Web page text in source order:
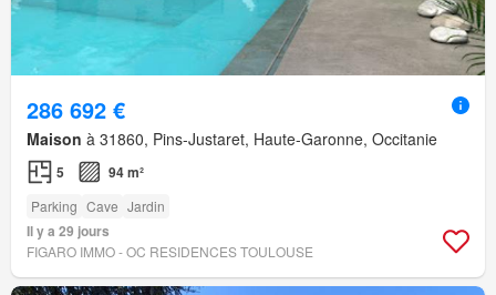
286 692 €
Maison à 31860, Pins-Justaret, Haute-Garonne, Occitanie
5 94 m²
Parking Cave Jardin
Il y a 29 jours
FIGARO IMMO - OC RESIDENCES TOULOUSE